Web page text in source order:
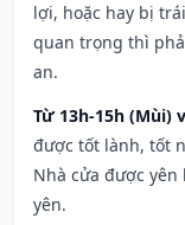
lợi, hoặc hay bị
quan trọng thì
an.
Từ 13h-15h (Mùi)
được tốt lành, tốt
Nhà cửa được
yên.